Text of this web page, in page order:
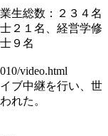
生総数：２３４名
２１名、経営学修
９名
video.html
ブ中継を行い、世
れた。